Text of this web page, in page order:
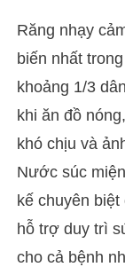
Răng nhạy
biến nhất
khoảng 1/3
khi ăn đồ
khó chịu và
Nước súc
kế chuyên
hỗ trợ duy trì
cho cả bệnh